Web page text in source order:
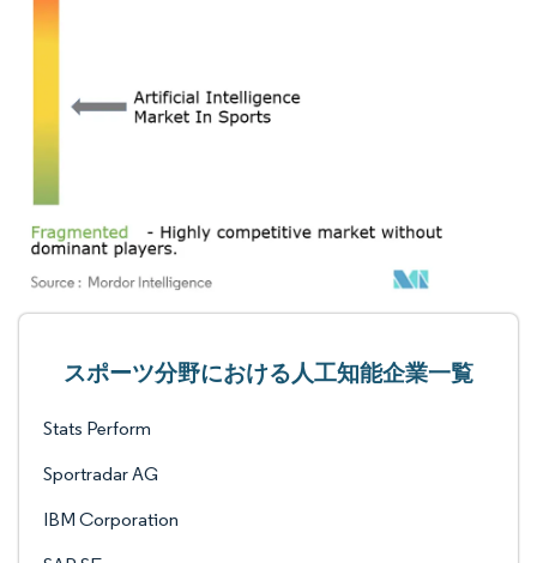
スポーツ分野における人工知能企業一覧
Stats Perform
Sportradar AG
IBM Corporation